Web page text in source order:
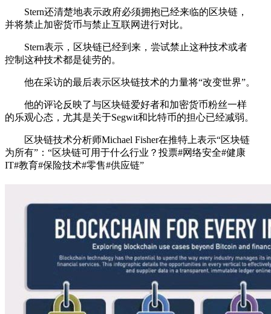
Stern还清楚地表示政府必须拥抱已经来临的区块链，
并将禁止加密货币与禁止互联网进行对比。
Stern表示，区块链已经到来，尝试禁止这种技术或者
控制这种技术都是徒劳的。
他在采访的最后表示区块链技术的力量将“改变世界”。
他的评论反映了与区块链爱好者和加密货币粉丝一样
的乐观心态，尤其是关于Segwit和比特币的担心已经减弱。
区块链技术分析师Michael Fisher在推特上表示“区块链
为所有”：“区块链可用于什么行业？投票#网络安全#健康
IT#教育#保险技术#零售#供应链”